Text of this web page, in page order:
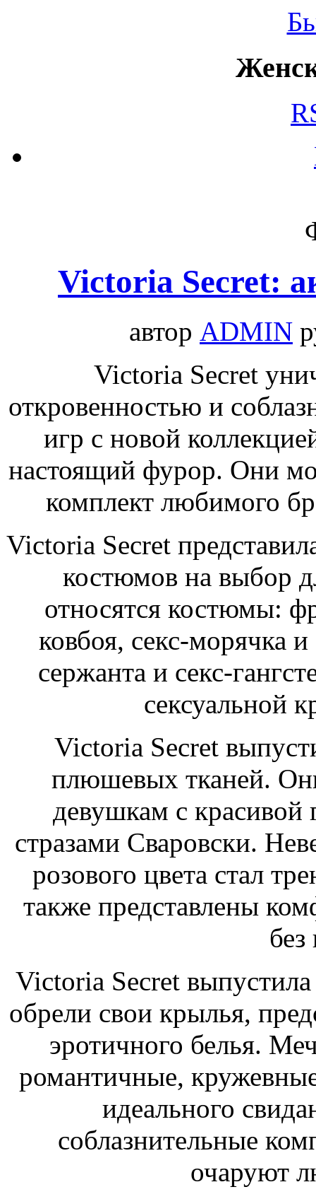
Victoria Secret:
автор ADMIN
Victoria Secret
откровенностью и
игр с новой
настоящий фурор. Они
комплект любимого
Victoria Secret
костюмов на выбор
относятся костюмы:
ковбоя, секс-морячка
сержанта и секс-
сексуальной
Victoria Secret
плюшевых тканей.
девушкам с красивой
стразами Сваровски.
розового цвета стал
также представлены
без
Victoria Secret
обрели свои крылья,
эротичного белья.
романтичные,
идеального
соблазнительные
очаруют